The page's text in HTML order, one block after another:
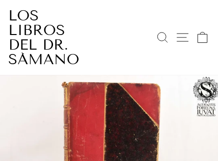
directamente
contenido
LOS
LIBROS
DEL DR.
SÁMANO
BUSCAR